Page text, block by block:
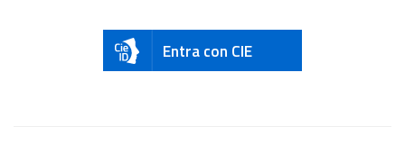
Entra con CIE